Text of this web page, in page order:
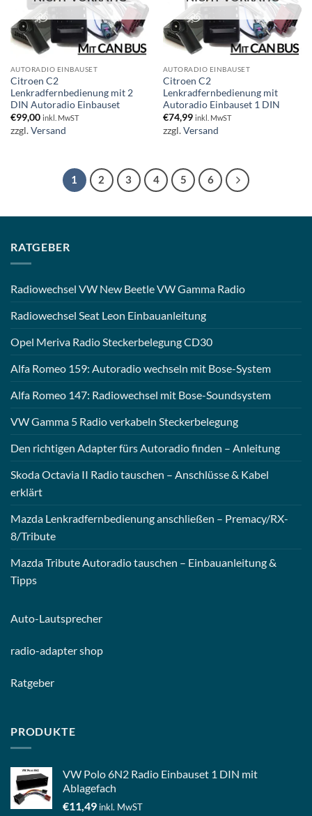
AUTORADIO EINBAUSET
Citroen C2
Lenkradfernbedienung mit 2
DIN Autoradio Einbauset
€99,00 inkl. MwST
zzgl.Versand
AUTORADIO EINBAUSET
Citroen C2
Lenkradfernbedienung mit
Autoradio Einbauset 1 DIN
€74,99 inkl. MwST
zzgl.Versand
1 2 3 4 5 6
RATGEBER
Radiowechsel VW New Beetle VW Gamma Radio
Radiowechsel Seat Leon Einbauanleitung
Opel Meriva Radio Steckerbelegung CD30
Alfa Romeo 159: Autoradio wechseln mit Bose-System
Alfa Romeo 147: Radiowechsel mit Bose-Soundsystem
VW Gamma 5 Radio verkabeln Steckerbelegung
Den richtigen Adapter fürs Autoradio finden – Anleitung
Skoda Octavia II Radio tauschen – Anschlüsse & Kabel
erklärt
Mazda Lenkradfernbedienung anschließen – Premacy/RX-
8/Tribute
Mazda Tribute Autoradio tauschen – Einbauanleitung &
Tipps
Auto-Lautsprecher
radio-adapter shop
Ratgeber
PRODUKTE
VW Polo 6N2 Radio Einbauset 1 DIN mit
Ablagefach
€11,49 inkl. MwST